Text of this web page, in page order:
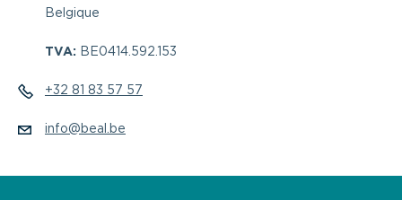
Belgique
TVA: BE0414.592.153
+32 81 83 57 57
info@beal.be